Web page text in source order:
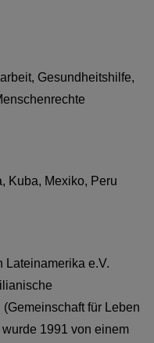
Gesundheitshilfe,
Kuba, Mexiko, Peru
Lateinamerika e.V.
für Leben
1991 von einem